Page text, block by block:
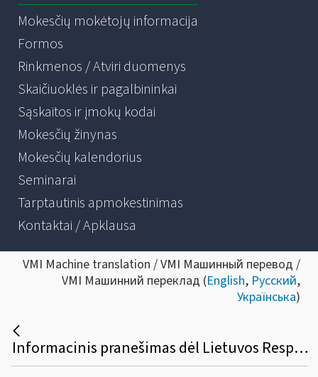
Mokesčių mokėtojų informacija
Formos
Rinkmenos / Atviri duomenys
Skaičiuoklės ir pagalbininkai
Sąskaitos ir įmokų kodai
Mokesčių žinynas
Mokesčių kalendorius
Seminarai
Tarptautinis apmokestinimas
Kontaktai / Apklausa
VMI Machine translation / VMI Машинный перевод /
VMI Машинний переклад (English, Русский,
Українська)
Informacinis pranešimas dėl Lietuvos Respublikos labdaros ir paramos įstatymo 7 straipsnio pakeitimo